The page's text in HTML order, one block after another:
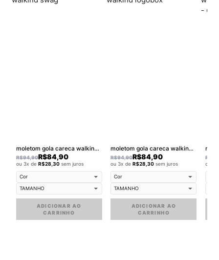
moletom gola careca walkind swag
R$94,90R$84,90
ou 3x de R$28,30sem juros
ADICIONAR AO
CARRINHO
moletom gola careca walkind logobox
R$94,90R$84,90
ou 3x deR$28,30 sem juros
ADICIONAR AO
CARRINHO
R$
ou